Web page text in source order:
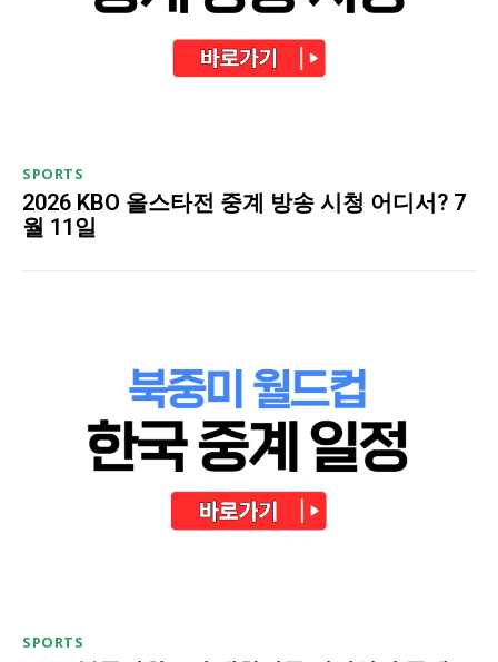
SPORTS
2026 KBO 올스타전 중계 방송 시청 어디서? 7
월 11일
SPORTS